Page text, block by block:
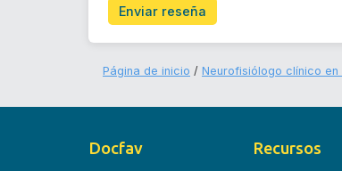
Enviar reseña
Página de inicio Neurofisiólogo clínico en
Docfav
Recursos